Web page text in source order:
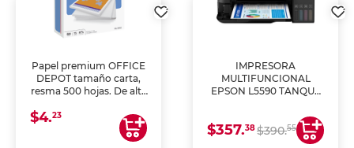
Papel premium OFFICE
DEPOT tamaño carta,
resma 500 hojas. De alta
uniforme, ideal para
impresoras de inyección
de tinta y láser,
$4.23
IMPRESORA
MULTIFUNCIONAL
EPSON L5590 TANQUE
COPIA Y ESCANEA)
$357.38$390.55